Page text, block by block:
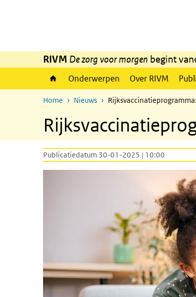
RIVM De zorg voor morgen begint
Onderwerpen Over RIVM
Home Nieuws
Publicatiedatum 30-01-2025 | 10:00